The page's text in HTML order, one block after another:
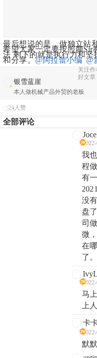
最后想说的是，做独立站
希望大家一定要按照颜Sir
法 剩下的就是执行力和
和分享。@阿拉蕾小编 @
关注
好文章
银雪蓝崖
本人做机械产品外贸的老板
24人赞
全部评论
我
程
有
没
盘
司
微
在
了。
马
上
卡
默